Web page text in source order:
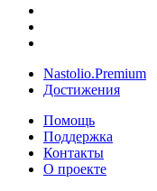
Nastolio.Premium
Достижения
Помощь
Поддержка
Контакты
О проекте